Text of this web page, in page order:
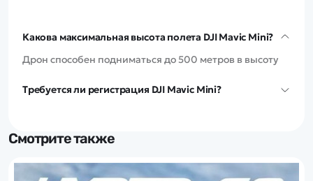
Какова максимальная высота полета DJI Mavic Mini?
Дрон способен подниматься до 500 метров в высоту
Требуется ли регистрация DJI Mavic Mini?
ограничении в 250.
Смотрите также